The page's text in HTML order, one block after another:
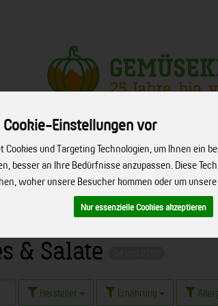
Cookie-Einstellungen vor
Cookies und Targeting Technologien, um Ihnen ein
besser an Ihre Bedürfnisse anzupassen. Diese
woher unsere Besucher kommen oder um
Nur essenzielle Cookies akzeptieren
Produkt
FIRMENSERVICE REZEPTE BIO-
& Salate
Hersteller Ernährung